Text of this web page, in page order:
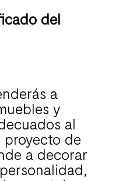
del
a
y
al
proyecto de
a decorar